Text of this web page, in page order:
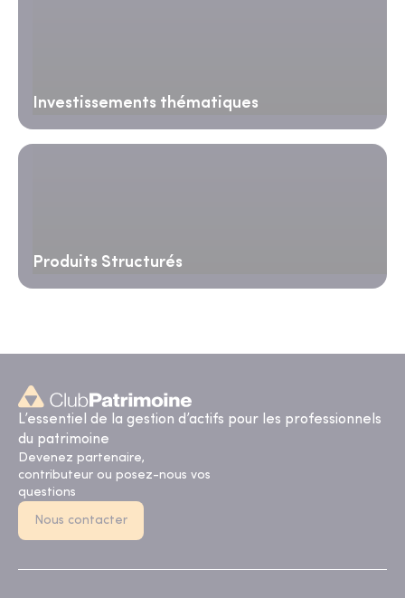
Investissements thématiques
Produits Structurés
L’essentiel de la gestion d’actifs pour les professionnels
du patrimoine
Devenez partenaire,
contributeur ou posez-nous vos
questions
Nous contacter